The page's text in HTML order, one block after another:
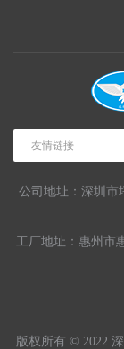
友情链接
公司地址：深圳市
工厂地址：惠州市
版权所有 © 2022